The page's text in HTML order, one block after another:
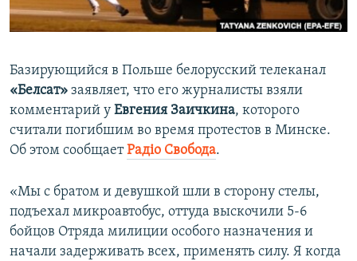
УКРАИНСКАЯ ПРОБЛЕМА КРЫМА
Базирующийся в Польше белорусский телеканал
«Белсат» заявляет, что его журналисты взяли
комментарий у Евгения Заичкина, которого
считали погибшим во время протестов в Минске.
Об этом сообщаетРадіо Свобода.
«Мы с братом и девушкой шли в сторону стелы,
подъехал микроавтобус, оттуда выскочили 5-6
бойцов Отряда милиции особого назначения и
начали задерживать всех, применять силу. Я когда